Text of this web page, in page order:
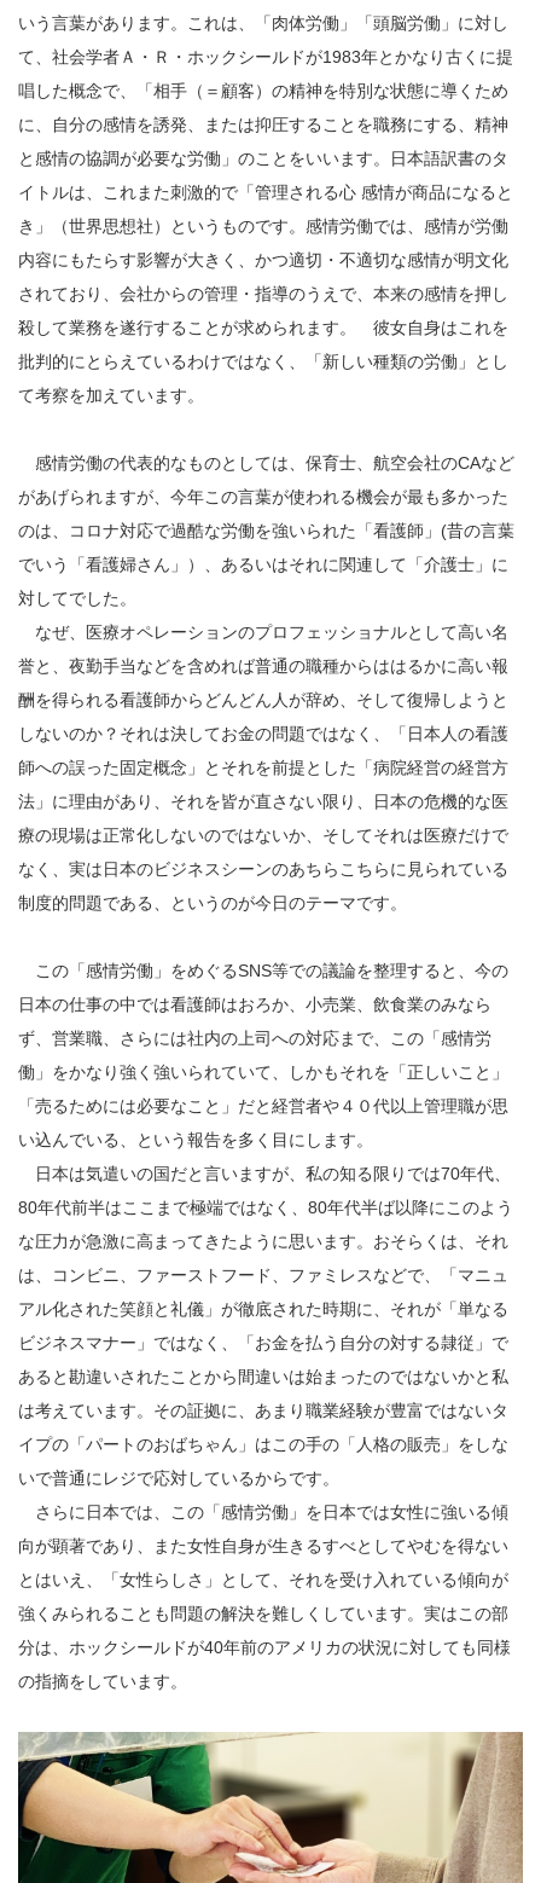
いう言葉があります。これは、「肉体労働」「頭脳労働」に対し
て、社会学者Ａ・Ｒ・ホックシールドが1983年とかなり古くに提
唱した概念で、「相手（＝顧客）の精神を特別な状態に導くため
に、自分の感情を誘発、または抑圧することを職務にする、精神
と感情の協調が必要な労働」のことをいいます。日本語訳書のタ
イトルは、これまた刺激的で「管理される心 感情が商品になると
き」（世界思想社）というものです。感情労働では、感情が労働
内容にもたらす影響が大きく、かつ適切・不適切な感情が明文化
されており、会社からの管理・指導のうえで、本来の感情を押し
殺して業務を遂行することが求められます。 彼女自身はこれを
批判的にとらえているわけではなく、「新しい種類の労働」とし
て考察を加えています。
感情労働の代表的なものとしては、保育士、航空会社のCAなど
があげられますが、今年この言葉が使われる機会が最も多かった
のは、コロナ対応で過酷な労働を強いられた「看護師」(昔の言葉
でいう「看護婦さん」）、あるいはそれに関連して「介護士」に
対してでした。
なぜ、医療オペレーションのプロフェッショナルとして高い名
誉と、夜勤手当などを含めれば普通の職種からははるかに高い報
酬を得られる看護師からどんどん人が辞め、そして復帰しようと
しないのか？それは決してお金の問題ではなく、「日本人の看護
師への誤った固定概念」とそれを前提とした「病院経営の経営方
法」に理由があり、それを皆が直さない限り、日本の危機的な医
療の現場は正常化しないのではないか、そしてそれは医療だけで
なく、実は日本のビジネスシーンのあちらこちらに見られている
制度的問題である、というのが今日のテーマです。
この「感情労働」をめぐるSNS等での議論を整理すると、今の
日本の仕事の中では看護師はおろか、小売業、飲食業のみなら
ず、営業職、さらには社内の上司への対応まで、この「感情労
働」をかなり強く強いられていて、しかもそれを「正しいこと」
「売るためには必要なこと」だと経営者や４０代以上管理職が思
い込んでいる、という報告を多く目にします。
日本は気遣いの国だと言いますが、私の知る限りでは70年代、
80年代前半はここまで極端ではなく、80年代半ば以降にこのよう
な圧力が急激に高まってきたように思います。おそらくは、それ
は、コンビニ、ファーストフード、ファミレスなどで、「マニュ
アル化された笑顔と礼儀」が徹底された時期に、それが「単なる
ビジネスマナー」ではなく、「お金を払う自分の対する隷従」で
あると勘違いされたことから間違いは始まったのではないかと私
は考えています。その証拠に、あまり職業経験が豊富ではないタ
イプの「パートのおばちゃん」はこの手の「人格の販売」をしな
いで普通にレジで応対しているからです。
さらに日本では、この「感情労働」を日本では女性に強いる傾
向が顕著であり、また女性自身が生きるすべとしてやむを得ない
とはいえ、「女性らしさ」として、それを受け入れている傾向が
強くみられることも問題の解決を難しくしています。実はこの部
分は、ホックシールドが40年前のアメリカの状況に対しても同様
の指摘をしています。